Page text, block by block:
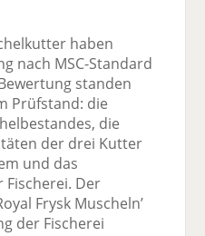
uf
F
ac
e
b
o
o
k
te
il
wi
tt
er
n
uf
Li
n
e
di
il
E
m
v
n
ck
haben
nach MSC-Standard
standen
Prüfstand: die
die
der drei Kutter
und das
Fischerei. Der
Frysk Muscheln’
der Fischerei